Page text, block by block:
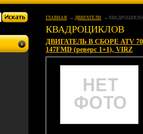
ГЛАВНАЯ ДВИГАТЕЛИ
КВАДРОЦИКЛОВ
ДВИГАТЕЛЬ В СБОРЕ ATV
147FMD (реверс 1+1), VIRZ